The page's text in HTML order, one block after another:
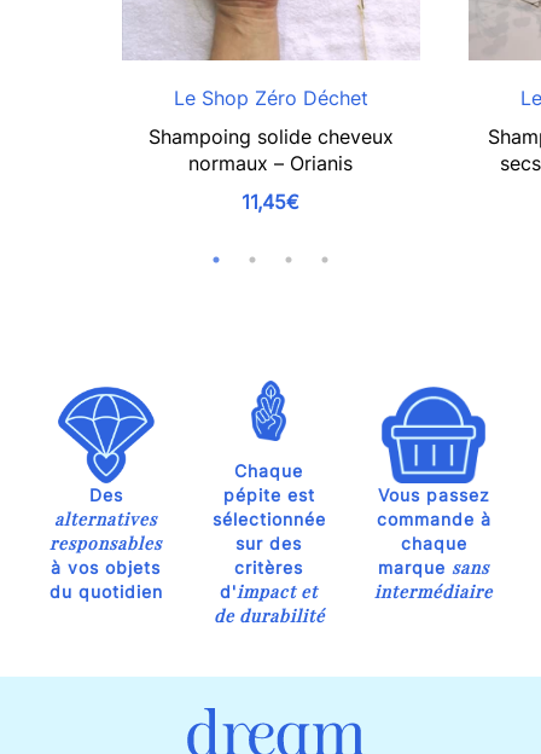
Le Shop Zéro Déchet
Shampoing solide cheveux
normaux – Orianis
11,45€
Des
alternatives
responsables
à vos objets
du quotidien
Chaque
pépite est
sélectionnée
sur des
critères
d'impact et
de durabilité
Vous passez
commande à
chaque
marque sans
intermédiaire